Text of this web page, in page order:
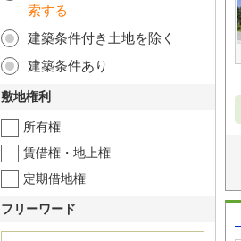
索する
建築条件付き土地を除く
建築条件あり
敷地権利
所有権
賃借権・地上権
定期借地権
フリーワード